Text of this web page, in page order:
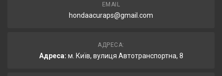
EMAIL
hondaacuraps@gmail.com
АДРЕСА:
Адреса: м. Київ, вулиця Автотранспортна, 8